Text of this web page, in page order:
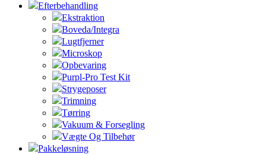
Efterbehandling
Ekstraktion
Boveda/Integra
Lugtfjerner
Microskop
Opbevaring
Purpl-Pro Test Kit
Strygeposer
Trimning
Tørring
Vakuum & Forsegling
Vægte Og Tilbehør
Pakkeløsning